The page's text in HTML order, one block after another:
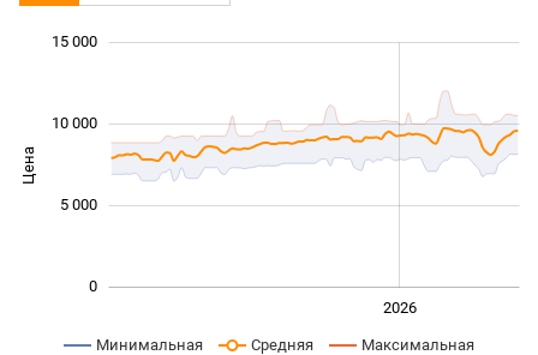
Цена
0
15 000
10 000
5 000
2026
Минимальная Средняя Максимальная